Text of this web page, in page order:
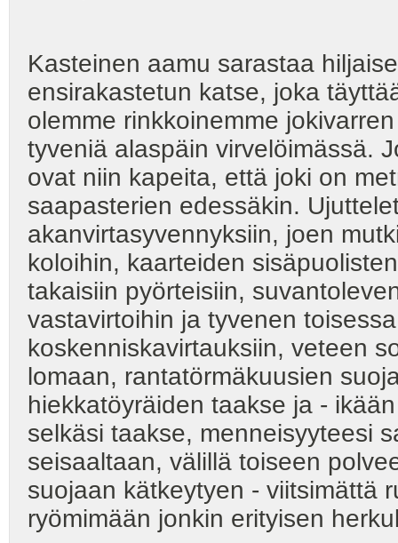
Kasteinen aamu sarastaa
ensirakastetun katse, joka
olemme rinkkoinemme
tyveniä alaspäin virvelöimässä.
ovat niin kapeita, että joki on
saapasterien edessäkin.
akanvirtasyvennyksiin, joen
koloihin, kaarteiden
takaisiin pyörteisiin,
vastavirtoihin ja tyvenen
koskenniskavirtauksiin, veteen
lomaan, rantatörmäkuusien
hiekkatöyräiden taakse ja -
selkäsi taakse, menneisyyteesi
seisaaltaan, välillä toiseen
suojaan kätkeytyen - viitsimättä
ryömimään jonkin erityisen